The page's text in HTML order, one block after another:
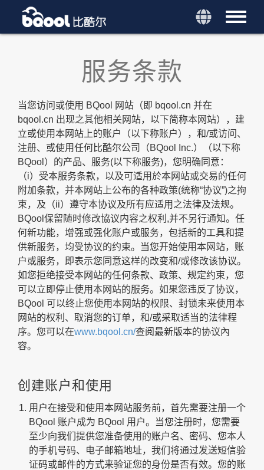
服务条款
当您访问或使用 BQool 网站（即 bqool.cn 并在
bqool.cn 出现之其他相关网站，以下简称本网站），建
立或使用本网站上的账户（以下称账户），和/或访问、
注册、或使用任何比酷尔公司（BQool Inc.）（以下称
BQool）的产品、服务(以下称服务)，您明确同意：
（i）受本服务条款，以及可适用於本网站或交易的任何
附加条款，并本网站上公布的各种政策(统称“协议”)之拘
束，及（ii）遵守本协议及所有应适用之法律及法规。
BQool保留随时修改協议内容之权利,并不另行通知。任
何新功能，增强或强化账户或服务，包括新的工具和提
供新服务，均受协议的约束。当您开始使用本网站，账
户或服务，即表示您同意这样的改变和/或修改该协议。
如您拒绝接受本网站的任何条款、政策、规定约束，您
可以立即停止使用本网站的服务。如果您违反了协议，
BQool 可以终止您使用本网站的权限、封锁未来使用本
网站的权利、取消您的订单，和/或采取适当的法律程
序。您可以在www.bqool.cn/查阅最新版本的协议內
容。
创建账户和使用
用户在接受和使用本网站服务前，首先需要注册一个
BQool 账户成为 BQool 用户。当您注册时，您需要
至少向我们提供您准备使用的账户名、密码、您本人
的手机号码、电子邮箱地址，我们将通过发送短信验
证码或邮件的方式来验证您的身份是否有效。您的账